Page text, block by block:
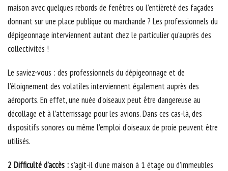
maison avec quelques rebords de fenêtres ou l’entièreté des façades
donnant sur une place publique ou marchande ? Les professionnels du
dépigeonnage interviennent autant chez le particulier qu’auprès des
collectivités !
Le saviez-vous : des professionnels du dépigeonnage et de
l’éloignement des volatiles interviennent également auprès des
aéroports. En effet, une nuée d’oiseaux peut être dangereuse au
décollage et à l’atterrissage pour les avions. Dans ces cas-là, des
dispositifs sonores ou même l’emploi d’oiseaux de proie peuvent être
utilisés.
2 Difficulté d’accès :s’agit-il d’une maison à 1 étage ou d’immeubles